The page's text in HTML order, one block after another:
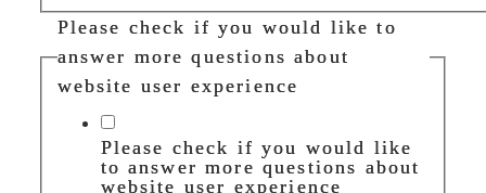
Please check if you would like to
answer more questions about
website user experience
Please check if you would like
to answer more questions about
website user experience